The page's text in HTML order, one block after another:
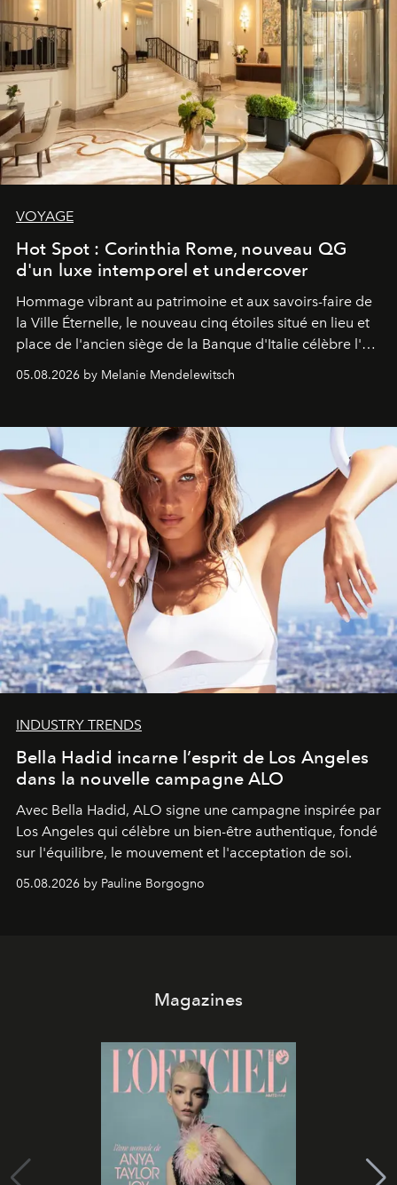
VOYAGE
Hot Spot : Corinthia Rome, nouveau QG
d'un luxe intemporel et undercover
Hommage vibrant au patrimoine et aux savoirs-faire de
la Ville Éternelle, le nouveau cinq étoiles situé en lieu et
place de l'ancien siège de la Banque d'Italie célèbre l'art
05.08.2026 by Melanie Mendelewitsch
INDUSTRY TRENDS
Bella Hadid incarne l’esprit de Los Angeles
dans la nouvelle campagne ALO
Avec Bella Hadid, ALO signe une campagne inspirée par
Los Angeles qui célèbre un bien-être authentique, fondé
sur l'équilibre, le mouvement et l'acceptation de soi.
05.08.2026 by Pauline Borgogno
Magazines